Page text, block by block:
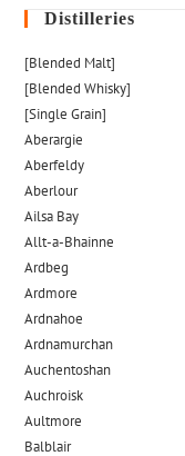
Distilleries
[Blended Malt]
[Blended Whisky]
[Single Grain]
Aberargie
Aberfeldy
Aberlour
Ailsa Bay
Allt-a-Bhainne
Ardbeg
Ardmore
Ardnahoe
Ardnamurchan
Auchentoshan
Auchroisk
Aultmore
Balblair